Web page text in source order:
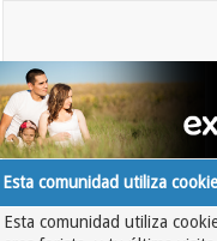
Esta comunidad utiliza
Esta comunidad utiliza